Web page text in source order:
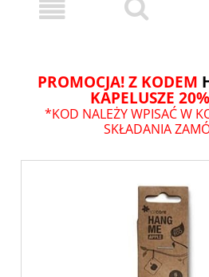
PROMOCJA! Z KODEM
KAPELUSZE
*KOD NALEŻY WPISAĆ W
SKŁADANIA